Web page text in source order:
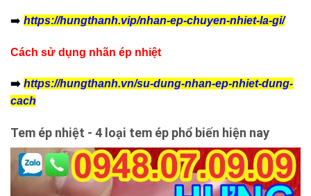
➡️ https://hungthanh.vip/nhan-ep-chuyen-nhiet-la-gi/
Cách sử dụng nhãn ép nhiệt
➡️ https://hungthanh.vn/su-dung-nhan-ep-nhiet-dung-
cach
Tem ép nhiệt - 4 loại tem ép phổ biến hiện nay